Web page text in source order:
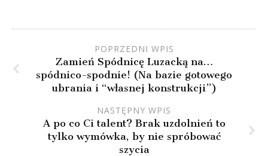
POPRZEDNI WPIS
Zamień Spódnicę Luzacką na…
spódnico-spodnie! (Na bazie gotowego
ubrania i “własnej konstrukcji”)
NASTĘPNY WPIS
A po co Ci talent? Brak uzdolnień to
tylko wymówka, by nie spróbować
szycia